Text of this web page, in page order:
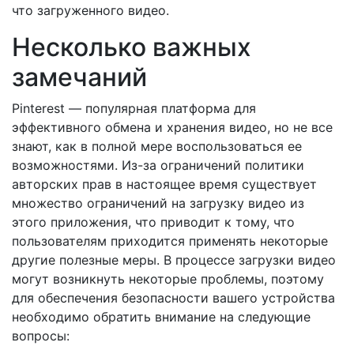
что загруженного видео.
Несколько важных
замечаний
Pinterest — популярная платформа для
эффективного обмена и хранения видео, но не все
знают, как в полной мере воспользоваться ее
возможностями. Из-за ограничений политики
авторских прав в настоящее время существует
множество ограничений на загрузку видео из
этого приложения, что приводит к тому, что
пользователям приходится применять некоторые
другие полезные меры. В процессе загрузки видео
могут возникнуть некоторые проблемы, поэтому
для обеспечения безопасности вашего устройства
необходимо обратить внимание на следующие
вопросы: